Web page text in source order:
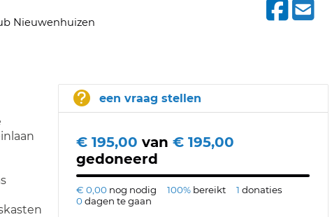
Nieuwenhuizen
een vraag stellen
€ 195,00 van € 195,00
gedoneerd
€ 0,00 nog nodig 100% bereikt 1 donaties
0dagen te gaan